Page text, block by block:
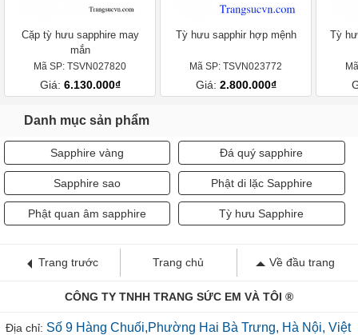
Cặp tỳ hưu sapphire may
mắn
Mã SP: TSVN027820
Giá: 6.130.000₫
Tỳ hưu sapphir hợp mệnh
Mã SP: TSVN023772
Giá: 2.800.000₫
Tỳ
Danh mục sản phẩm
Sapphire vàng Đá quý sapphire
Sapphire sao Phật di lặc Sapphire
Phật quan âm sapphire Tỳ hưu Sapphire
Trang trước Trang chủ Về đầu trang
CÔNG TY TNHH TRANG SỨC EM VÀ TÔI ®
Địa chỉ: Số 9 Hàng Chuối,Phường Hai Bà Trưng, Hà Nội, Việt